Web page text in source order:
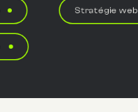
Stratégie web